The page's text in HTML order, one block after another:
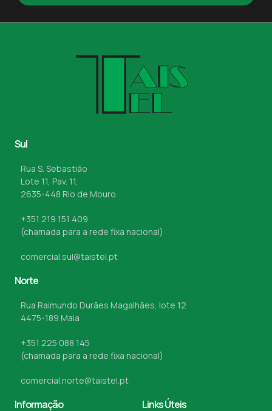
Sul
Rua S. Sebastião
Lote 11, Pav. 11,
2635-448 Rio de Mouro
+351 219 151 409
(chamada para a rede fixa nacional)
comercial.sul@taistel.pt
Norte
Rua Raimundo Durães Magalhães, lote 12
4475-189 Maia
+351 225 088 145
(chamada para a rede fixa nacional)
comercial.norte@taistel.pt
Informação Links Úteis